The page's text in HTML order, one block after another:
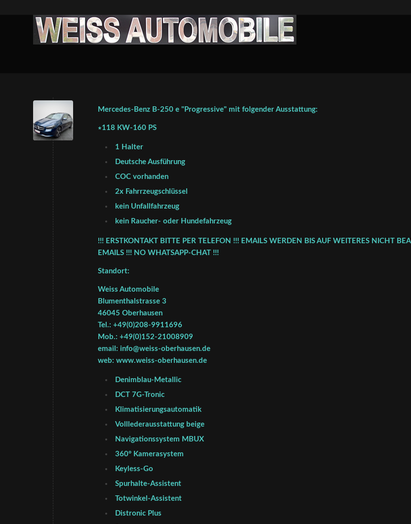
Mercedes-Benz B-250 e "Progressive" mit folgender Ausstattung:
∗118 KW-160 PS
1 Halter
Deutsche Ausführung
COC vorhanden
2x Fahrrzeugschlüssel
kein Unfallfahrzeug
kein Raucher- oder Hundefahrzeug
!!! ERSTKONTAKT BITTE PER TELEFON !!! EMAILS WERDEN BIS AUF WEITERES NICHT
EMAILS !!! NO WHATSAPP-CHAT !!!
Standort:
Weiss Automobile
Blumenthalstrasse 3
46045 Oberhausen
Tel.: +49(0)208-9911696
Mob.: +49(0)152-21008909
email: info@weiss-oberhausen.de
web: www.weiss-oberhausen.de
Denimblau-Metallic
DCT 7G-Tronic
Klimatisierungsautomatik
Volllederausstattung beige
Navigationssystem MBUX
360° Kamerasystem
Keyless-Go
Spurhalte-Assistent
Totwinkel-Assistent
Distronic Plus